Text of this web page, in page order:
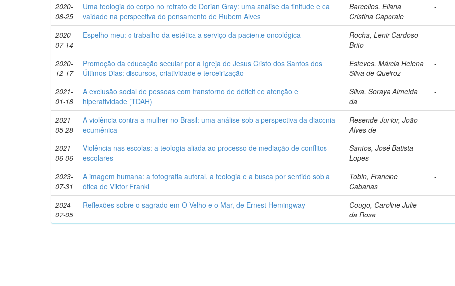
2020-
08-25
Uma teologia do corpo no retrato de Dorian Gray: uma análise da finitude e da
vaidade na perspectiva do pensamento de Rubem Alves
Barcellos, Eliana
Cristina Caporale
-
2020-
07-14
Espelho meu: o trabalho da estética a serviço da paciente oncológica
Rocha, Lenir Cardoso
Brito
-
2020-
12-17
Promoção da educação secular por a Igreja de Jesus Cristo dos Santos dos
Últimos Dias: discursos, criatividade e terceirização
Esteves, Márcia Helena
Silva de Queiroz
-
2021-
01-18
A exclusão social de pessoas com transtorno de déficit de atenção e
hiperatividade (TDAH)
Silva, Soraya Almeida
da
-
2021-
05-28
A violência contra a mulher no Brasil: uma análise sob a perspectiva da diaconia
ecumênica
Resende Junior, João
Alves de
-
2021-
06-06
Violência nas escolas: a teologia aliada ao processo de mediação de conflitos
escolares
Santos, José Batista
Lopes
-
2023-
07-31
A imagem humana: a fotografia autoral, a teologia e a busca por sentido sob a
ótica de Viktor Frankl
Tobin, Francine
Cabanas
-
2024-
07-05
Reflexões sobre o sagrado em O Velho e o Mar, de Ernest Hemingway
Cougo, Caroline Julie
da Rosa
-